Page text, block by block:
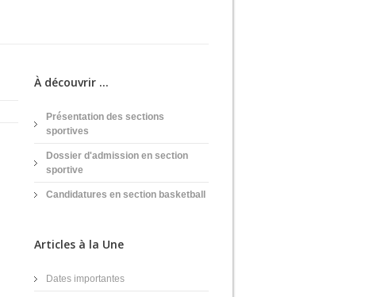
À découvrir ...
Présentation des sections
sportives
Dossier d'admission en section
sportive
Candidatures en section basketball
Articles à la Une
Dates importantes